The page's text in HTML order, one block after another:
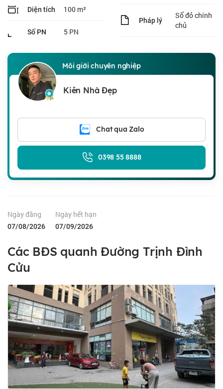
Diện tích 100 m²
Số PN 5 PN
Pháp lý
Sổ đỏ chính
chủ
Môi giới chuyên nghiệp
Kiên Nhà Đẹp
Chat qua Zalo
0398 55 8888
Ngày đăng
07/08/2026
Ngày hết hạn
07/09/2026
Các BĐS quanh Đường Trịnh Đình
Cửu